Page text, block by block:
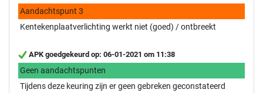
Aandachtspunt 3
Kentekenplaatverlichting werkt niet (goed) / ontbreekt
APK goedgekeurd op: 06-01-2021 om 11:38
Geen aandachtspunten
Tijdens deze keuring zijn er geen gebreken geconstateerd